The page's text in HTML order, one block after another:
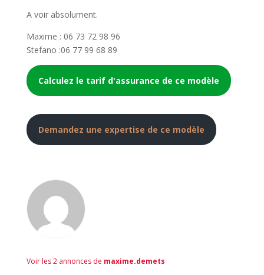
A voir absolument.
Maxime : 06 73 72 98 96
Stefano :06 77 99 68 89
Calculez le tarif d'assurance de ce modèle
Demandez une expertise de ce modèle
Voir les 2 annonces de maxime.demets